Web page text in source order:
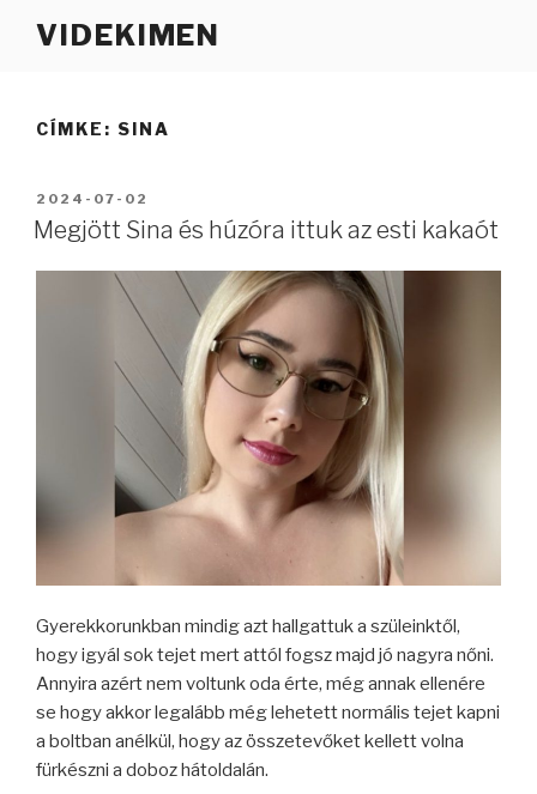
VIDEKIMEN
CÍMKE: SINA
BEKÜLDVE:
2024-07-02
Megjött Sina és húzóra ittuk az esti kakaót
Gyerekkorunkban mindig azt hallgattuk a szüleinktől,
hogy igyál sok tejet mert attól fogsz majd jó nagyra nőni.
Annyira azért nem voltunk oda érte, még annak ellenére
se hogy akkor legalább még lehetett normális tejet kapni
a boltban anélkül, hogy az összetevőket kellett volna
fürkészni a doboz hátoldalán.